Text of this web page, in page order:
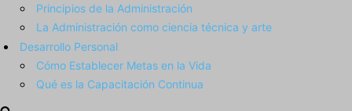
Principios de la Administración
La Administración como ciencia técnica y arte
Desarrollo Personal
Cómo Establecer Metas en la Vida
Qué es la Capacitación Continua